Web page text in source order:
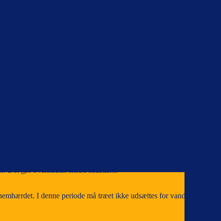
120.
varme.
(I våd tilstand fremtræder olien creme-farvet).
min. Vær især opmærksom på at fjerne over­skydende olie i
Det gør overfladen ekstra slidstærk.
I denne periode må træet ikke udsættes for vand.